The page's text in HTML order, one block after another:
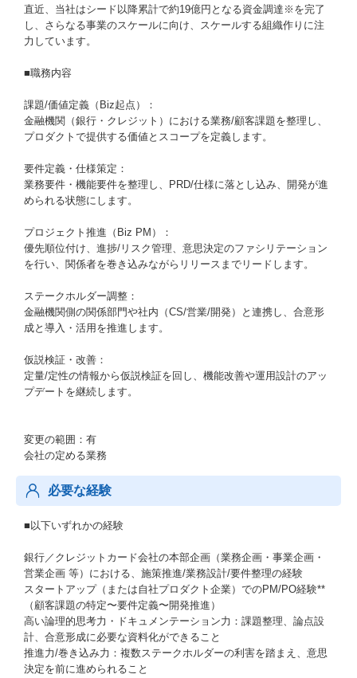
直近、当社はシード以降累計で約19億円となる資金調達※を完了
し、さらなる事業のスケールに向け、スケールする組織作りに注
力しています。
■職務内容
課題/価値定義（Biz起点）：
金融機関（銀行・クレジット）における業務/顧客課題を整理し、
プロダクトで提供する価値とスコープを定義します。
要件定義・仕様策定：
業務要件・機能要件を整理し、PRD/仕様に落とし込み、開発が進
められる状態にします。
プロジェクト推進（Biz PM）：
優先順位付け、進捗/リスク管理、意思決定のファシリテーション
を行い、関係者を巻き込みながらリリースまでリードします。
ステークホルダー調整：
金融機関側の関係部門や社内（CS/営業/開発）と連携し、合意形
成と導入・活用を推進します。
仮説検証・改善：
定量/定性の情報から仮説検証を回し、機能改善や運用設計のアッ
プデートを継続します。
変更の範囲：有
会社の定める業務
必要な経験
■以下いずれかの経験
銀行／クレジットカード会社の本部企画（業務企画・事業企画・
営業企画 等）における、施策推進/業務設計/要件整理の経験
スタートアップ（または自社プロダクト企業）でのPM/PO経験**
（顧客課題の特定〜要件定義〜開発推進）
高い論理的思考力・ドキュメンテーション力：課題整理、論点設
計、合意形成に必要な資料化ができること
推進力/巻き込み力：複数ステークホルダーの利害を踏まえ、意思
決定を前に進められること